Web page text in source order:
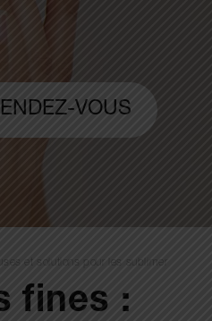
VOUS
et solutions pour les sublimer
fines :